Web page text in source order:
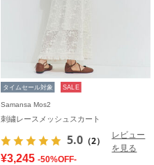
タイムセール対象 SALE
Samansa Mos2
刺繍レースメッシュスカート
5.0 （2）
レビュー
を見る
¥3,245 -50%OFF-